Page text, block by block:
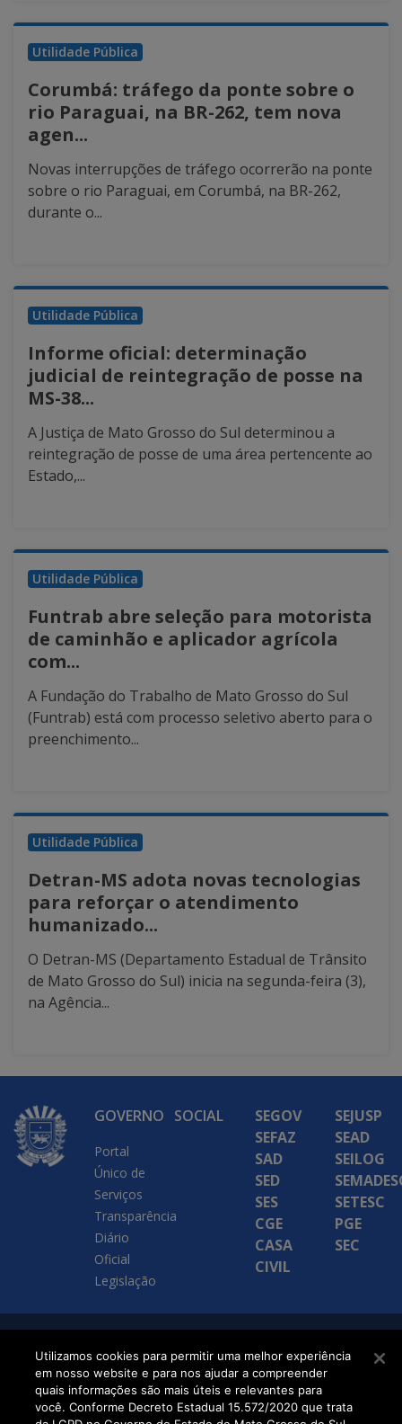
Utilidade Pública
Corumbá: tráfego da ponte sobre o
rio Paraguai, na BR-262, tem nova
agen...
Novas interrupções de tráfego ocorrerão na ponte
sobre o rio Paraguai, em Corumbá, na BR-262,
durante o...
Utilidade Pública
Informe oficial: determinação
judicial de reintegração de posse na
MS-38...
A Justiça de Mato Grosso do Sul determinou a
reintegração de posse de uma área pertencente ao
Estado,...
Utilidade Pública
Funtrab abre seleção para motorista
de caminhão e aplicador agrícola
com...
A Fundação do Trabalho de Mato Grosso do Sul
(Funtrab) está com processo seletivo aberto para o
preenchimento...
Utilidade Pública
Detran-MS adota novas tecnologias
para reforçar o atendimento
humanizado...
O Detran-MS (Departamento Estadual de Trânsito
de Mato Grosso do Sul) inicia na segunda-feira (3),
na Agência...
GOVERNO
Portal
Único de
Serviços
Transparência
Diário
Oficial
Legislação
SOCIAL
SEGOV
SEFAZ
SAD
SED
SES
CGE
CASA
CIVIL
SEJUSP
SEAD
SEILOG
SETESC
PGE
SEC
SETDIG | Secretaria-
Executiva de
Transformação Digital
Utilizamos cookies para permitir uma melhor experiência
em nosso website e para nos ajudar a compreender
quais informações são mais úteis e relevantes para
você. Conforme Decreto Estadual 15.572/2020 que trata